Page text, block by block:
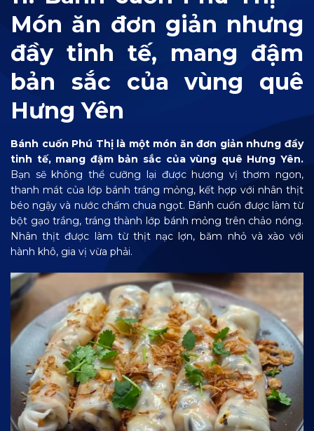
Món ăn đơn giản nhưng
đầy tinh tế, mang đậm
bản sắc của vùng quê
Hưng Yên
Bánh cuốn Phú Thị là một món ăn đơn giản nhưng đầy
tinh tế, mang đậm bản sắc của vùng quê Hưng Yên.
Bạn sẽ không thể cưỡng lại được hương vị thơm ngon,
thanh mát của lớp bánh tráng mỏng, kết hợp với nhân thịt
béo ngậy và nước chấm chua ngọt. Bánh cuốn được làm từ
bột gạo trắng, tráng thành lớp bánh mỏng trên chảo nóng.
Nhân thịt được làm từ thịt nạc lợn, băm nhỏ và xào với
hành khô, gia vị vừa phải.